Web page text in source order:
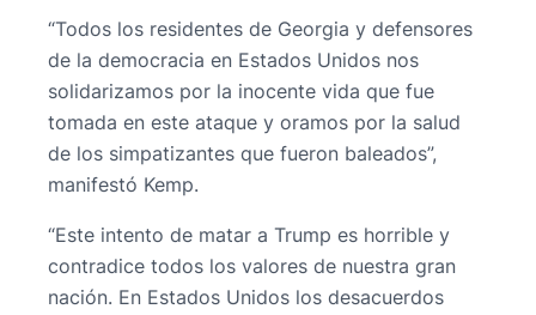
“Todos los residentes de Georgia y defensores
de la democracia en Estados Unidos nos
solidarizamos por la inocente vida que fue
tomada en este ataque y oramos por la salud
de los simpatizantes que fueron baleados”,
manifestó Kemp.
“Este intento de matar a Trump es horrible y
contradice todos los valores de nuestra gran
nación. En Estados Unidos los desacuerdos